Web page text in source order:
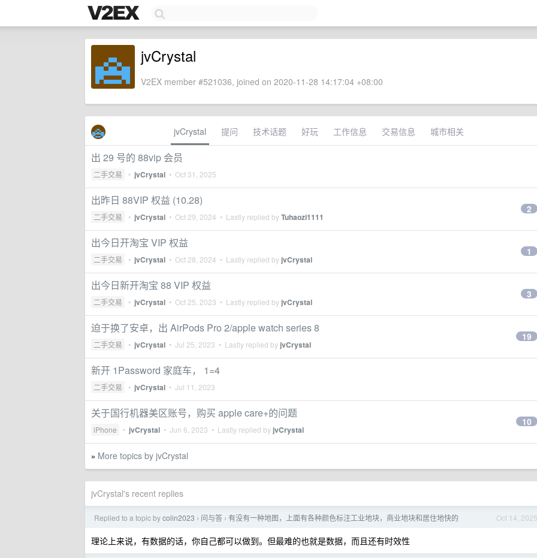
jvCrystal
V2EX member #521036, joined on 2020-11-28 14:17:04 +08:00
jvCrystal 提问 技术话题 好玩 工作信息 交易信息 城市相关
出 29 号的 88vip 会员
二手交易 • jvCrystal • Oct 31, 2025
出昨日 88VIP 权益 (10.28)
二手交易 • jvCrystal • Oct 29, 2024 • Lastly replied byTuhaozi1111
2
出今日开淘宝 VIP 权益
二手交易 • jvCrystal • Oct 28, 2024 • Lastly replied by jvCrystal
1
出今日新开淘宝 88 VIP 权益
二手交易 • jvCrystal • Oct 25, 2023 • Lastly replied by jvCrystal
3
迫于换了安卓，出 AirPods Pro 2/apple watch series 8
二手交易 • jvCrystal • Jul 25, 2023 • Lastly replied by jvCrystal
19
新开 1Password 家庭车， 1=4
二手交易 • jvCrystal • Jul 11, 2023
关于国行机器美区账号，购买 apple care+的问题
iPhone • jvCrystal • Jun 6, 2023 • Lastly replied by jvCrystal
10
» More topics by jvCrystal
jvCrystal's recent replies
Oct 14, 2025
Replied to a topic bycolin2023 › 问与答 › 有没有一种地图，上面有各种颜色标注工业地块，商业地块和居住地快的
理论上来说，有数据的话，你自己都可以做到。但最难的也就是数据，而且还有时效性